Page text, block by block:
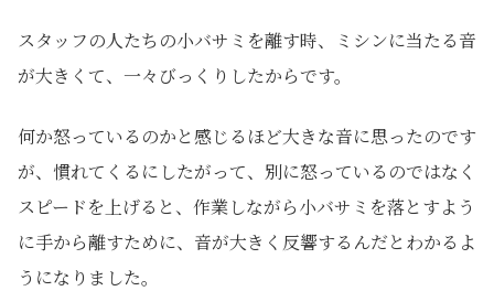
スタッフの人たちの小バサミを離す時、ミシンに当たる音
が大きくて、一々びっくりしたからです。
何か怒っているのかと感じるほど大きな音に思ったのです
が、慣れてくるにしたがって、別に怒っているのではなく
スピードを上げると、作業しながら小バサミを落とすよう
に手から離すために、音が大きく反響するんだとわかるよ
うになりました。